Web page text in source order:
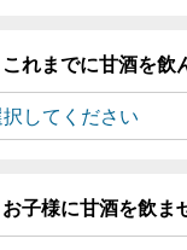
これまでに甘酒を飲
お子様に甘酒を飲ま